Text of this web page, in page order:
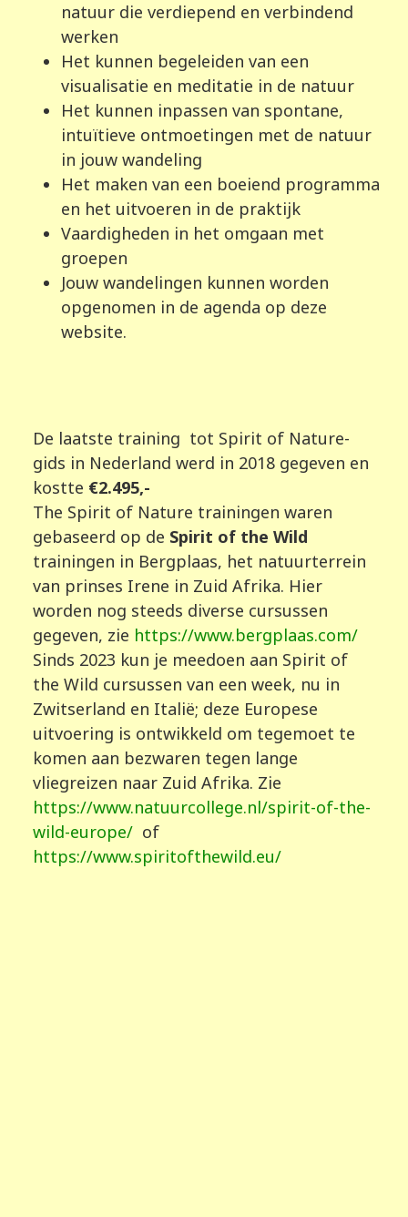
natuur die verdiepend en verbindend
werken
Het kunnen begeleiden van een
visualisatie en meditatie in de natuur
Het kunnen inpassen van spontane,
intuïtieve ontmoetingen met de natuur
in jouw wandeling
Het maken van een boeiend programma
en het uitvoeren in de praktijk
Vaardigheden in het omgaan met
groepen
Jouw wandelingen kunnen worden
opgenomen in de agenda op deze
website.
De laatste training tot Spirit of Nature-
gids in Nederland werd in 2018 gegeven en
kostte €2.495,-
The Spirit of Nature trainingen waren
gebaseerd op de Spirit of the Wild
trainingen in Bergplaas, het natuurterrein
van prinses Irene in Zuid Afrika. Hier
worden nog steeds diverse cursussen
gegeven, zie https://www.bergplaas.com/
Sinds 2023 kun je meedoen aan Spirit of
the Wild cursussen van een week, nu in
Zwitserland en Italië; deze Europese
uitvoering is ontwikkeld om tegemoet te
komen aan bezwaren tegen lange
vliegreizen naar Zuid Afrika. Zie
https://www.natuurcollege.nl/spirit-of-the-
wild-europe/of
https://www.spiritofthewild.eu/